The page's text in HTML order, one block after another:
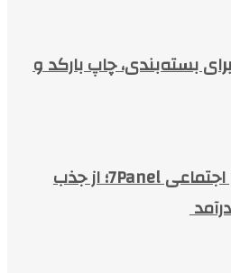
بسته‌بندی، چاپ بارکد و
خدمات شبکه‌های اجتماعی 7Panel؛ از جذب